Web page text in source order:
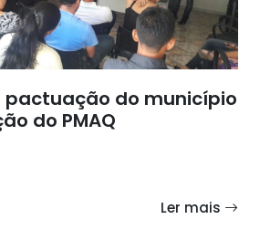
pactuação do município
do PMAQ
Ler mais